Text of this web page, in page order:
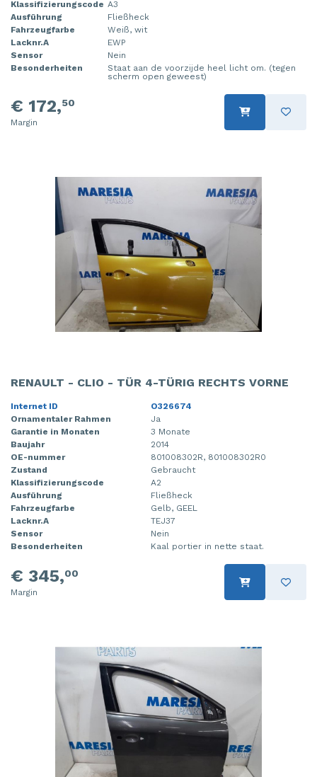
Klassifizierungscode A3
Ausführung
Fließheck
Fahrzeugfarbe
Weiß, wit
Lacknr.A
EWP
Sensor
Nein
Besonderheiten
Staat aan de voorzijde heel licht om. (tegen
scherm open geweest)
€ 172,50
Margin
RENAULT - CLIO - TÜR 4-TÜRIG RECHTS VORNE
Internet ID
O326674
Ornamentaler Rahmen
Ja
Garantie in Monaten
3 Monate
Baujahr
2014
OE-nummer
801008302R, 801008302R0
Zustand
Gebraucht
Klassifizierungscode
A2
Ausführung
Fließheck
Fahrzeugfarbe
Gelb, GEEL
Lacknr.A
TEJ37
Sensor
Nein
Besonderheiten
Kaal portier in nette staat.
€ 345,00
Margin
Steuergerät Motormanagement
Steuergerät Motormanagement
Stoßdämpferstrebe links vorne
Stoßdämpferstrebe rechts vorne
Vorderwand
Zylinderkopf
Tür 4-türig links hinten
Tür 4-türig links vorne
Tür 4-türig rechts hinten
Tür 4-türig rechts vorne